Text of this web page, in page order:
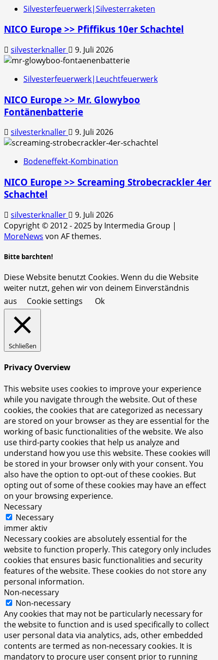
Silvesterfeuerwerk|Silvesterraketen
NICO Europe >> Pfiffikus 10er Schachtel
silvesterknaller 9. Juli 2026
Silvesterfeuerwerk|Leuchtfeuerwerk
NICO Europe >> Mr. Glowyboo
Fontänenbatterie
silvesterknaller 9. Juli 2026
Bodeneffekt-Kombination
NICO Europe >> Screaming Strobecrackler 4er
Schachtel
silvesterknaller
9. Juli 2026
Copyright © 2012 - 2025 by Intermedia Group |
MoreNews von AF themes.
Bitte barchten!
Diese Website benutzt Cookies. Wenn du die Website
weiter nutzt, gehen wir von deinem Einverständnis
aus
Cookie settings Ok
Schließen
Privacy Overview
This website uses cookies to improve your experience
while you navigate through the website. Out of these
cookies, the cookies that are categorized as necessary
are stored on your browser as they are essential for the
working of basic functionalities of the website. We also
use third-party cookies that help us analyze and
understand how you use this website. These cookies will
be stored in your browser only with your consent. You
also have the option to opt-out of these cookies. But
opting out of some of these cookies may have an effect
on your browsing experience.
Necessary
Necessary
immer aktiv
Necessary cookies are absolutely essential for the
website to function properly. This category only includes
cookies that ensures basic functionalities and security
features of the website. These cookies do not store any
personal information.
Non-necessary
Non-necessary
Any cookies that may not be particularly necessary for
the website to function and is used specifically to collect
user personal data via analytics, ads, other embedded
contents are termed as non-necessary cookies. It is
mandatory to procure user consent prior to running